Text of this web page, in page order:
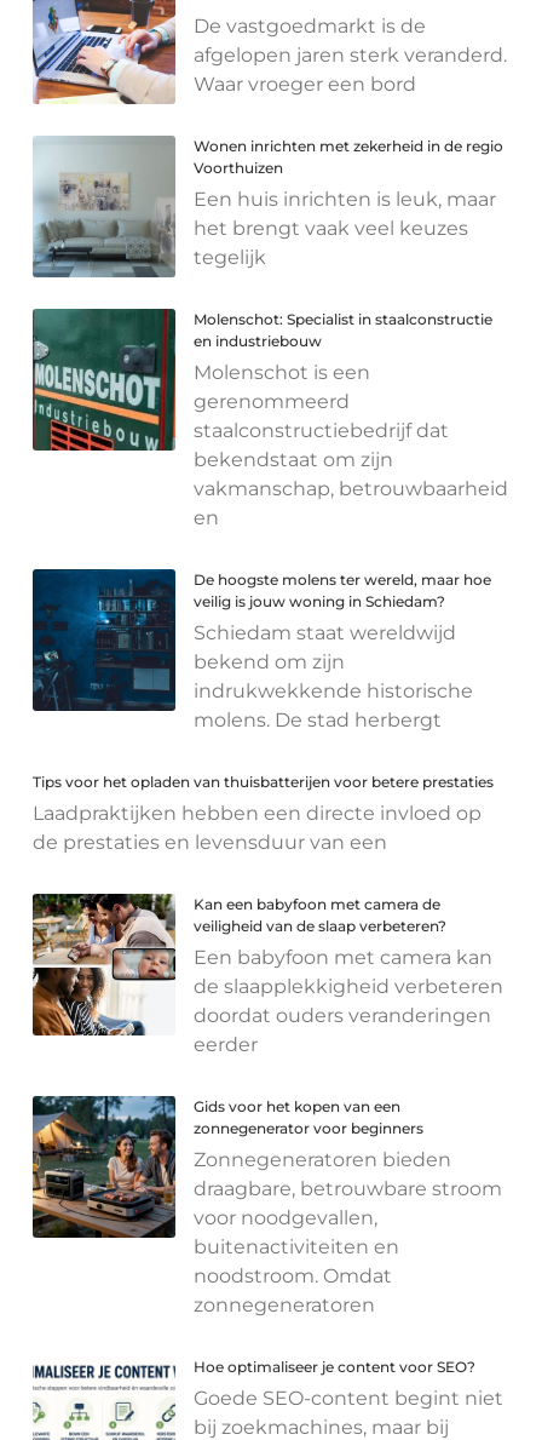
De vastgoedmarkt is de
afgelopen jaren sterk veranderd.
Waar vroeger een bord
Wonen inrichten met zekerheid in de regio
Voorthuizen
Een huis inrichten is leuk, maar
het brengt vaak veel keuzes
tegelijk
Molenschot: Specialist in staalconstructie
en industriebouw
Molenschot is een
gerenommeerd
staalconstructiebedrijf dat
bekendstaat om zijn
vakmanschap, betrouwbaarheid
en
De hoogste molens ter wereld, maar hoe
veilig is jouw woning in Schiedam?
Schiedam staat wereldwijd
bekend om zijn
indrukwekkende historische
molens. De stad herbergt
Tips voor het opladen van thuisbatterijen voor betere prestaties
Laadpraktijken hebben een directe invloed op
de prestaties en levensduur van een
Kan een babyfoon met camera de
veiligheid van de slaap verbeteren?
Een babyfoon met camera kan
de slaapplekkigheid verbeteren
doordat ouders veranderingen
eerder
Gids voor het kopen van een
zonnegenerator voor beginners
Zonnegeneratoren bieden
draagbare, betrouwbare stroom
voor noodgevallen,
buitenactiviteiten en
noodstroom. Omdat
zonnegeneratoren
Hoe optimaliseer je content voor SEO?
Goede SEO-content begint niet
bij zoekmachines, maar bij